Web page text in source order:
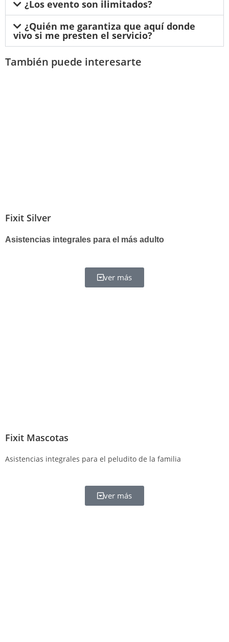
¿Los evento son ilimitados?
¿Quién me garantiza que aquí donde
vivo si me presten el servicio?
También puede interesarte
Fixit Silver
Asistencias integrales para el más adulto
ver más
Fixit Mascotas
Asistencias integrales para el peludito de la familia
ver más